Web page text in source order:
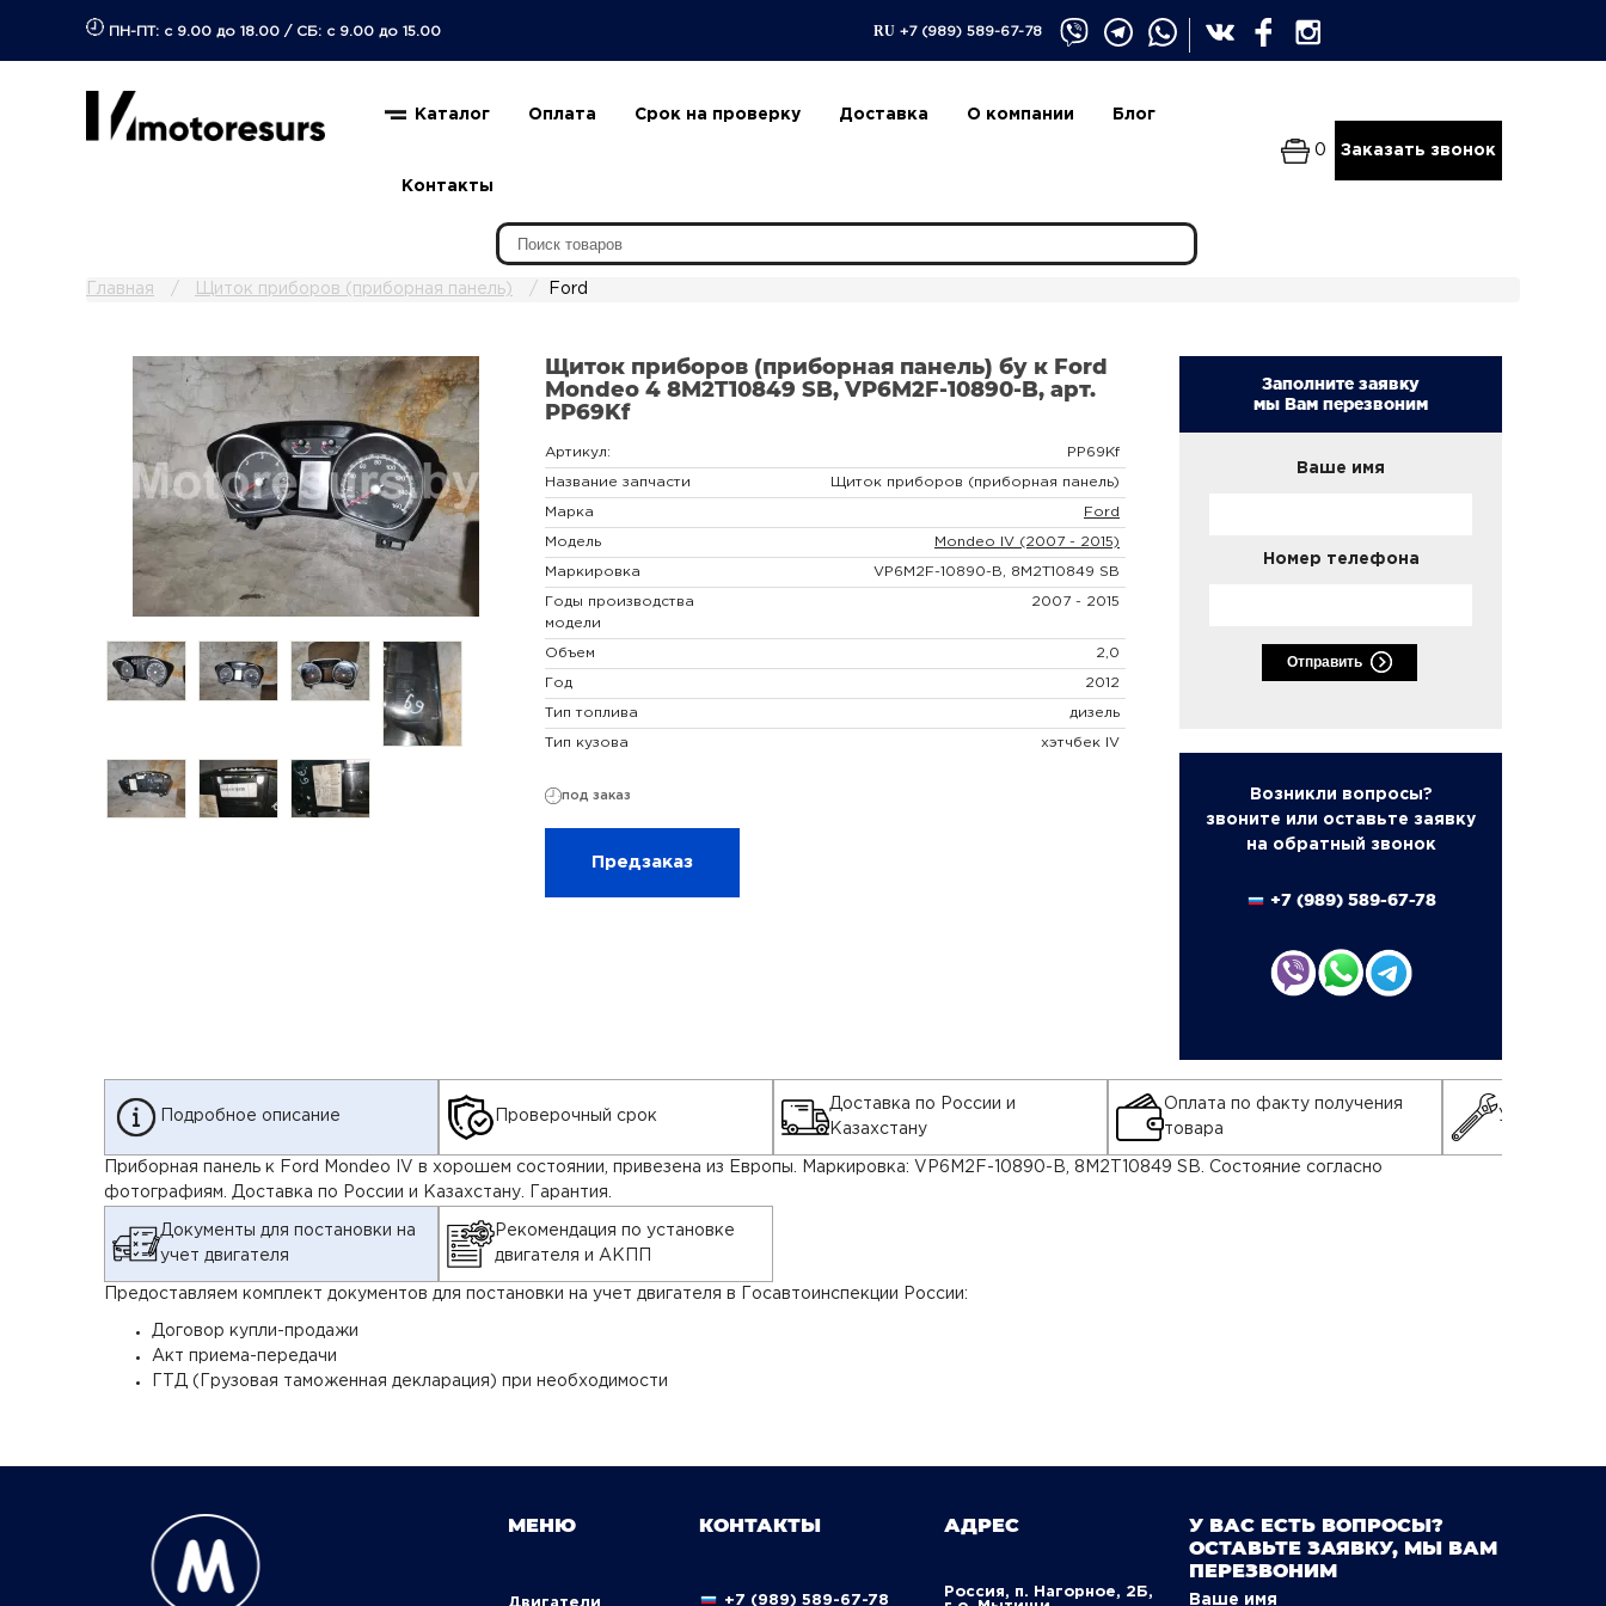
ПН-ПТ: с 9.00 до 18.00 / СБ: с 9.00 до 15.00 RU +7 (989) 589-67-78
Каталог Оплата Срок на проверку Доставка О компании Блог
Контакты
0 Заказать звонок
Главная Щиток приборов (приборная панель) Ford
Щиток приборов (приборная панель) бу к Ford
Mondeo 4 8M2T10849 SB, VP6M2F-10890-B, арт.
PP69Kf
Артикул: PP69Kf
Название запчасти Щиток приборов (приборная панель)
Марка Ford
Модель Mondeo IV (2007 - 2015)
Маркировка VP6M2F-10890-B, 8M2T10849 SB
Годы производства
модели
2007 - 2015
Объем 2,0
Год 2012
Тип топлива дизель
Тип кузова хэтчбек IV
под заказ
Предзаказ
Заполните заявку
мы Вам перезвоним
Ваше имя
Номер телефона
Отправить
Возникли вопросы?
звоните или оставьте заявку
на обратный звонок
+7 (989) 589-67-78
Подробное описание Проверочный срок
Доставка по России и
Казахстану
Оплата по факту получения
товара
Установка
Приборная панель к Ford Mondeo IV в хорошем состоянии, привезена из Европы. Маркировка: VP6M2F-10890-B, 8M2T10849 SB. Состояние согласно
фотографиям. Доставка по России и Казахстану. Гарантия.
Документы для постановки на
учет двигателя
Рекомендация по установке
двигателя и АКПП
Предоставляем комплект документов для постановки на учет двигателя в Госавтоинспекции России:
Договор купли-продажи
Акт приема-передачи
ГТД (Грузовая таможенная декларация) при необходимости
МЕНЮ
Двигатели
КОНТАКТЫ
+7 (989) 589-67-78
АДРЕС
Россия, п. Нагорное, 2Б,
У ВАС ЕСТЬ ВОПРОСЫ?
ОСТАВЬТЕ ЗАЯВКУ, МЫ ВАМ
ПЕРЕЗВОНИМ
Ваше имя